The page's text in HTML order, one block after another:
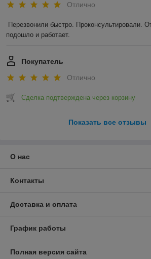
Отлично
Перезвонили быстро. Проконсультировали.
подошло и работает.
Покупатель
Отлично
Сделка подтверждена через корзину
Показать все отзывы
О нас
Контакты
Доставка и оплата
График работы
Полная версия сайта